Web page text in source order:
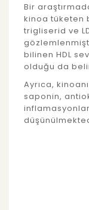
Bir
kinoa tüketen
trigliserid ve
bilinen HDL
olduğu da
Ayrıca,
saponin,